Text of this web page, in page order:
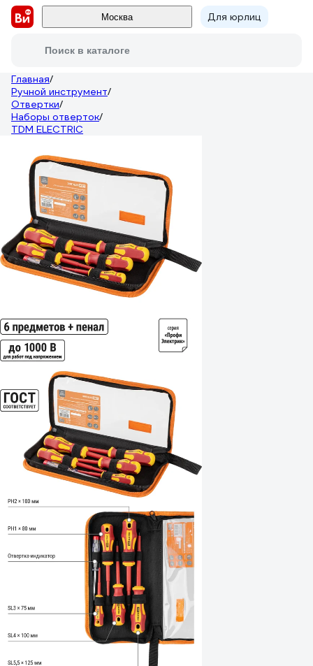
Москва Для юрлиц
Поиск в каталоге
Главная/
Ручной инструмент/
Отвертки/
Наборы отверток/
TDM ELECTRIC